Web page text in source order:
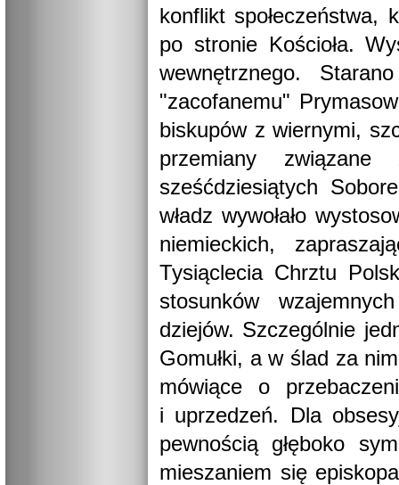
konflikt społeczeństwa,
po stronie Kościoła.
wewnętrznego.
"zacofanemu"
biskupów z wiernymi,
przemiany
sześćdziesiątych
władz wywołało
niemieckich,
Tysiąclecia Chrztu
stosunków
dziejów. Szczególnie
Gomułki, a w ślad za
mówiące o
i uprzedzeń. Dla
pewnością głęboko
mieszaniem się